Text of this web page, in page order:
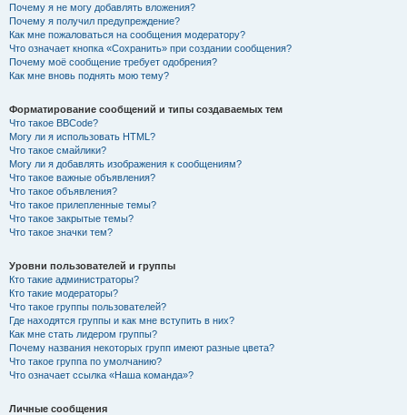
Почему я не могу добавлять вложения?
Почему я получил предупреждение?
Как мне пожаловаться на сообщения модератору?
Что означает кнопка «Сохранить» при создании сообщения?
Почему моё сообщение требует одобрения?
Как мне вновь поднять мою тему?
Форматирование сообщений и типы создаваемых тем
Что такое BBCode?
Могу ли я использовать HTML?
Что такое смайлики?
Могу ли я добавлять изображения к сообщениям?
Что такое важные объявления?
Что такое объявления?
Что такое прилепленные темы?
Что такое закрытые темы?
Что такое значки тем?
Уровни пользователей и группы
Кто такие администраторы?
Кто такие модераторы?
Что такое группы пользователей?
Где находятся группы и как мне вступить в них?
Как мне стать лидером группы?
Почему названия некоторых групп имеют разные цвета?
Что такое группа по умолчанию?
Что означает ссылка «Наша команда»?
Личные сообщения